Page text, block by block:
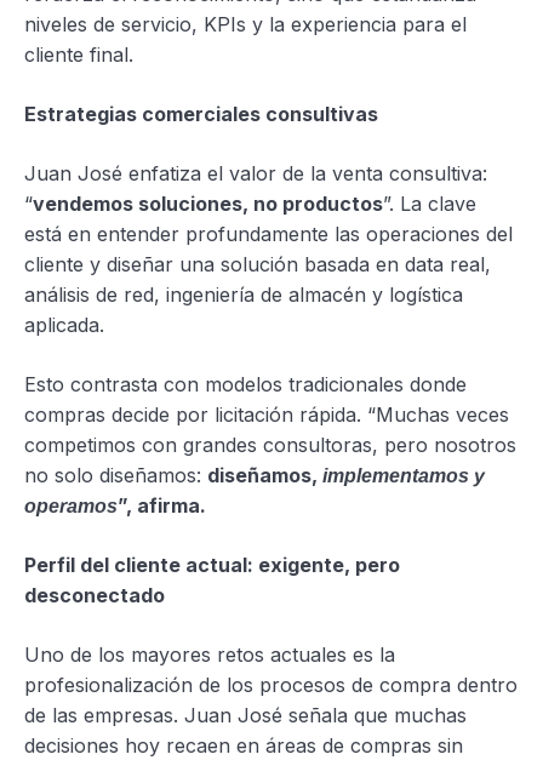
niveles de servicio, KPIs y la experiencia para el
cliente final.
Estrategias comerciales consultivas
Juan José enfatiza el valor de la venta consultiva:
“vendemos soluciones, no productos”. La clave
está en entender profundamente las operaciones del
cliente y diseñar una solución basada en data real,
análisis de red, ingeniería de almacén y logística
aplicada.
Esto contrasta con modelos tradicionales donde
compras decide por licitación rápida. “Muchas veces
competimos con grandes consultoras, pero nosotros
no solo diseñamos: diseñamos, implementamos y
operamos”, afirma.
Perfil del cliente actual: exigente, pero
desconectado
Uno de los mayores retos actuales es la
profesionalización de los procesos de compra dentro
de las empresas. Juan José señala que muchas
decisiones hoy recaen en áreas de compras sin